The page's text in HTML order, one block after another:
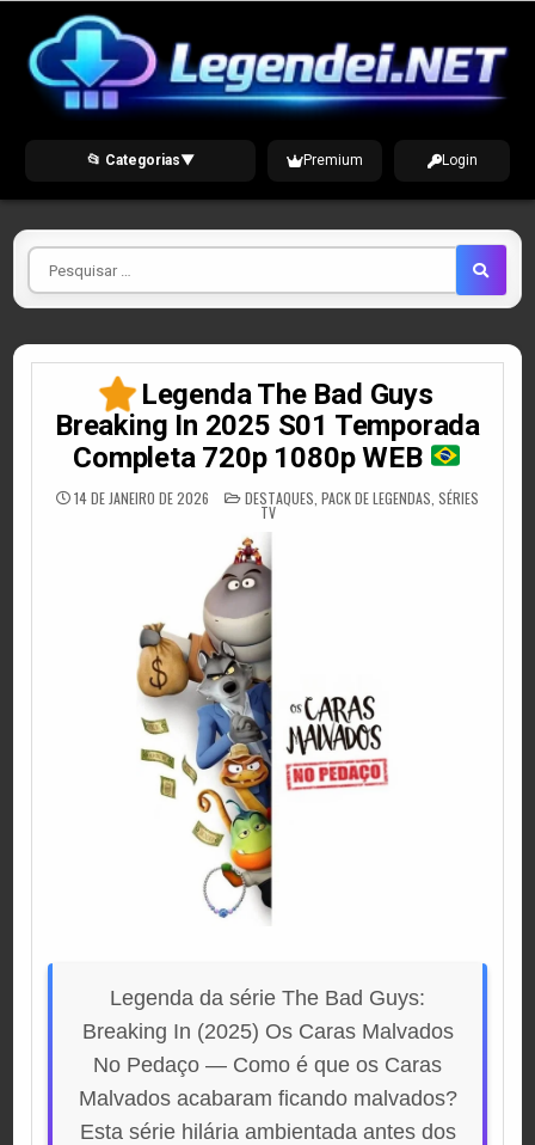
content
📂 Categorias▼ Premium Login
Pesquisar
por
Legenda The Bad Guys
Breaking In 2025 S01 Temporada
Completa 720p 1080p WEB
14 DE JANEIRO DE 2026 POSTED
IN
DESTAQUES PACK DE LEGENDAS SÉRIES
TV
Legenda da série The Bad Guys:
Breaking In (2025) Os Caras Malvados
No Pedaço — Como é que os Caras
Malvados acabaram ficando malvados?
Esta série hilária ambientada antes dos